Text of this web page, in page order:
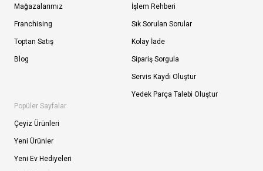
Mağazalarımız
Franchising
Toptan Satış
Blog
İşlem Rehberi
Sık Sorulan Sorular
Kolay İade
Sipariş Sorgula
Servis Kaydı Oluştur
Yedek Parça Talebi Oluştur
Popüler Sayfalar
Çeyiz Ürünleri
Yeni Ürünler
Yeni Ev Hediyeleri